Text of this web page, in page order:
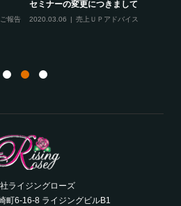
ティ
2020.02.10 ご報告,雑談
ライジングローズ
町6-16-8 ライジングビルB1